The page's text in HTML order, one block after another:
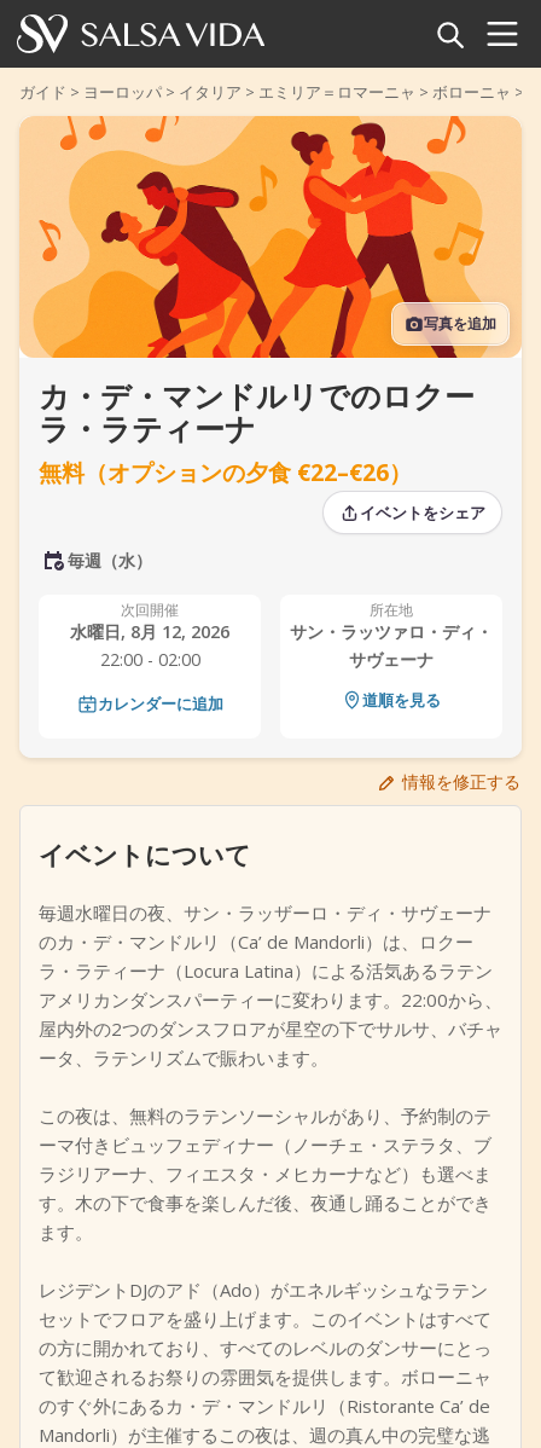
ホーム
イベント
ニュース
記事
動画
サルサ用語集
ショップ
イベントを追加
ガイド > ヨーロッパ > イタリア > エミリア＝ロマーニャ > ボローニャ >
写真を追加
カ・デ・マンドルリでのロクー
ラ・ラティーナ
無料（オプションの夕食 €22–€26）
イベントをシェア
毎週（水）
次回開催
水曜日, 8月 12, 2026
22:00 - 02:00
カレンダーに追加
所在地
サン・ラッツァロ・ディ・
サヴェーナ
道順を見る
情報を修正する
イベントについて
毎週水曜日の夜、サン・ラッザーロ・ディ・サヴェーナ
のカ・デ・マンドルリ（Ca’ de Mandorli）は、ロクー
ラ・ラティーナ（Locura Latina）による活気あるラテン
アメリカンダンスパーティーに変わります。22:00から、
屋内外の2つのダンスフロアが星空の下でサルサ、バチャ
ータ、ラテンリズムで賑わいます。
この夜は、無料のラテンソーシャルがあり、予約制のテ
ーマ付きビュッフェディナー（ノーチェ・ステラタ、ブ
ラジリアーナ、フィエスタ・メヒカーナなど）も選べま
す。木の下で食事を楽しんだ後、夜通し踊ることができ
ます。
レジデントDJのアド（Ado）がエネルギッシュなラテン
セットでフロアを盛り上げます。このイベントはすべて
の方に開かれており、すべてのレベルのダンサーにとっ
て歓迎されるお祭りの雰囲気を提供します。ボローニャ
のすぐ外にあるカ・デ・マンドルリ（Ristorante Ca’ de
Mandorli）が主催するこの夜は、週の真ん中の完璧な逃